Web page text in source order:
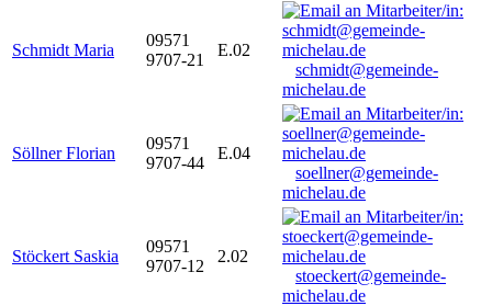
Schmidt Maria
09571
9707-21
E.02
schmidt@gemeinde-
michelau.de
Söllner Florian
09571
9707-44
E.04
soellner@gemeinde-
michelau.de
Stöckert Saskia
09571
9707-12
2.02
stoeckert@gemeinde-
michelau.de